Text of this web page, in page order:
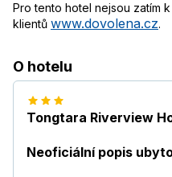
Pro tento hotel nejsou zatím
klientů www.dovolena.cz.
O hotelu
Tongtara Riverview
Neoficiální popis